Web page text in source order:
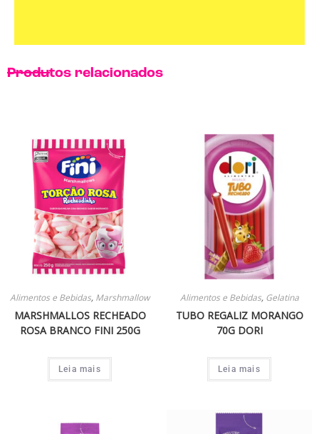
Produtos relacionados
Alimentos e Bebidas, Marshmallow
MARSHMALLOS RECHEADO
ROSA BRANCO FINI 250G
Leia mais
Alimentos e Bebidas, Gelatina
TUBO REGALIZ MORANGO
70G DORI
Leia mais